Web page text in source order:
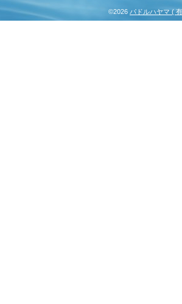
©2026 パドルハヤマ (